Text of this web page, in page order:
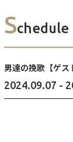
Schedule
男達の挽歌【ゲス
2024.09.07 -